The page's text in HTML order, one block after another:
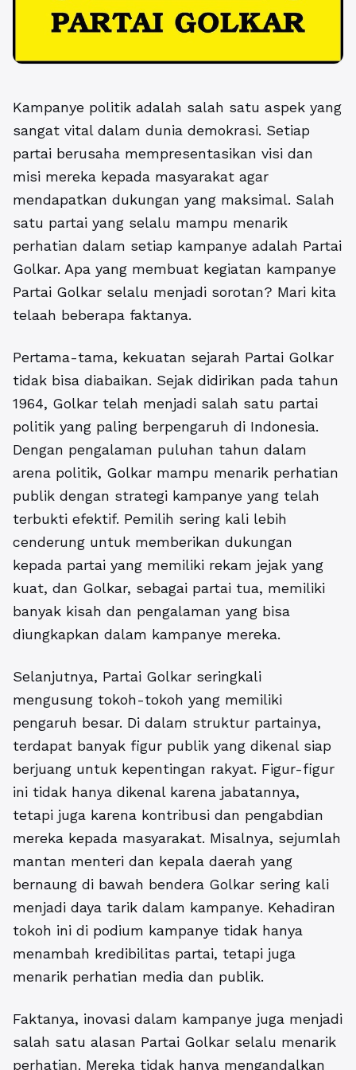
Kampanye politik adalah salah satu aspek yang
sangat vital dalam dunia demokrasi. Setiap
partai berusaha mempresentasikan visi dan
misi mereka kepada masyarakat agar
mendapatkan dukungan yang maksimal. Salah
satu partai yang selalu mampu menarik
perhatian dalam setiap kampanye adalah Partai
Golkar. Apa yang membuat kegiatan kampanye
Partai Golkar selalu menjadi sorotan? Mari kita
telaah beberapa faktanya.
Pertama-tama, kekuatan sejarah Partai Golkar
tidak bisa diabaikan. Sejak didirikan pada tahun
1964, Golkar telah menjadi salah satu partai
politik yang paling berpengaruh di Indonesia.
Dengan pengalaman puluhan tahun dalam
arena politik, Golkar mampu menarik perhatian
publik dengan strategi kampanye yang telah
terbukti efektif. Pemilih sering kali lebih
cenderung untuk memberikan dukungan
kepada partai yang memiliki rekam jejak yang
kuat, dan Golkar, sebagai partai tua, memiliki
banyak kisah dan pengalaman yang bisa
diungkapkan dalam kampanye mereka.
Selanjutnya, Partai Golkar seringkali
mengusung tokoh-tokoh yang memiliki
pengaruh besar. Di dalam struktur partainya,
terdapat banyak figur publik yang dikenal siap
berjuang untuk kepentingan rakyat. Figur-figur
ini tidak hanya dikenal karena jabatannya,
tetapi juga karena kontribusi dan pengabdian
mereka kepada masyarakat. Misalnya, sejumlah
mantan menteri dan kepala daerah yang
bernaung di bawah bendera Golkar sering kali
menjadi daya tarik dalam kampanye. Kehadiran
tokoh ini di podium kampanye tidak hanya
menambah kredibilitas partai, tetapi juga
menarik perhatian media dan publik.
Faktanya, inovasi dalam kampanye juga menjadi
salah satu alasan Partai Golkar selalu menarik
perhatian. Mereka tidak hanya mengandalkan